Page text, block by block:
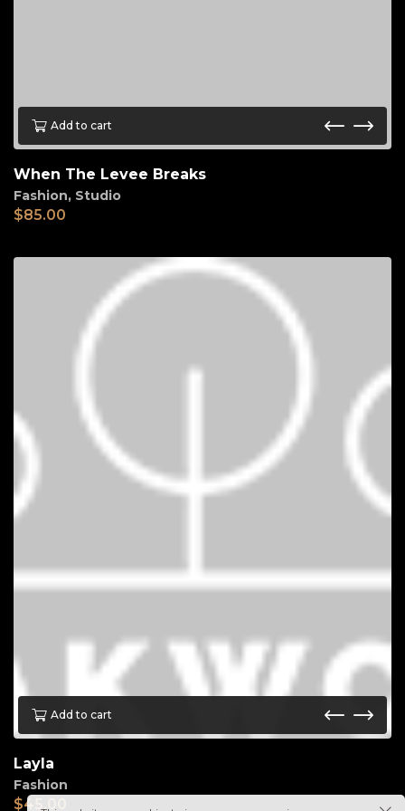
Add to cart
When The Levee Breaks
Fashion, Studio
$85.00
Add to cart
Layla
Fashion
$45.00